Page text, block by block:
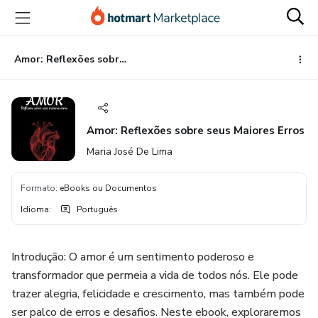
para
conteúdo
principal
para
pagamento
para
rodapé
Amor: Reflexões sobre seus Maiores Erros
Amor: Reflexões sobre seus Maiores Erros
Maria José De Lima
Formato: eBooks ou Documentos
Idioma: Português
Introdução: O amor é um sentimento poderoso e
transformador que permeia a vida de todos nós. Ele pode
trazer alegria, felicidade e crescimento, mas também pode
ser palco de erros e desafios. Neste ebook, exploraremos